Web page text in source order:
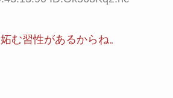
む習性があるからね。